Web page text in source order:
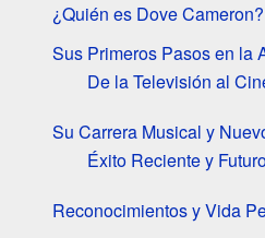
¿Quién es Dove Cameron?
Sus Primeros Pasos en la
De la Televisión al
Su Carrera Musical y
Éxito Reciente y
Reconocimientos y Vida